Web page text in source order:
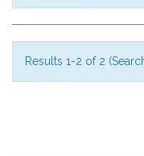
Results 1-2 of 2